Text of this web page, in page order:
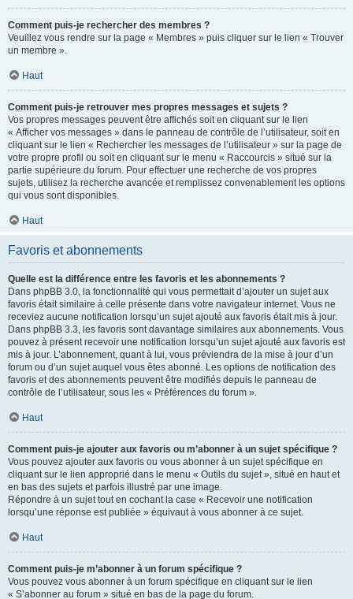
Comment puis-je rechercher des membres ?
Veuillez vous rendre sur la page « Membres » puis cliquer sur le lien « Trouver
un membre ».
Haut
Comment puis-je retrouver mes propres messages et sujets ?
Vos propres messages peuvent être affichés soit en cliquant sur le lien
« Afficher vos messages » dans le panneau de contrôle de l’utilisateur, soit en
cliquant sur le lien « Rechercher les messages de l’utilisateur » sur la page de
votre propre profil ou soit en cliquant sur le menu « Raccourcis » situé sur la
partie supérieure du forum. Pour effectuer une recherche de vos propres
sujets, utilisez la recherche avancée et remplissez convenablement les options
qui vous sont disponibles.
Haut
Favoris et abonnements
Quelle est la différence entre les favoris et les abonnements ?
Dans phpBB 3.0, la fonctionnalité qui vous permettait d’ajouter un sujet aux
favoris était similaire à celle présente dans votre navigateur internet. Vous ne
receviez aucune notification lorsqu’un sujet ajouté aux favoris était mis à jour.
Dans phpBB 3.3, les favoris sont davantage similaires aux abonnements. Vous
pouvez à présent recevoir une notification lorsqu’un sujet ajouté aux favoris est
mis à jour. L’abonnement, quant à lui, vous préviendra de la mise à jour d’un
forum ou d’un sujet auquel vous êtes abonné. Les options de notification des
favoris et des abonnements peuvent être modifiés depuis le panneau de
contrôle de l’utilisateur, sous les « Préférences du forum ».
Haut
Comment puis-je ajouter aux favoris ou m’abonner à un sujet spécifique ?
Vous pouvez ajouter aux favoris ou vous abonner à un sujet spécifique en
cliquant sur le lien approprié dans le menu « Outils du sujet », situé en haut et
en bas des sujets et parfois illustré par une image.
Répondre à un sujet tout en cochant la case « Recevoir une notification
lorsqu’une réponse est publiée » équivaut à vous abonner à ce sujet.
Haut
Comment puis-je m’abonner à un forum spécifique ?
Vous pouvez vous abonner à un forum spécifique en cliquant sur le lien
« S’abonner au forum » situé en bas de la page du forum.